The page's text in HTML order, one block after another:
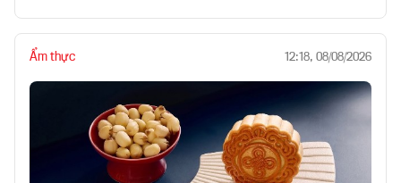
Ẩm thực 12:18, 08/08/2026